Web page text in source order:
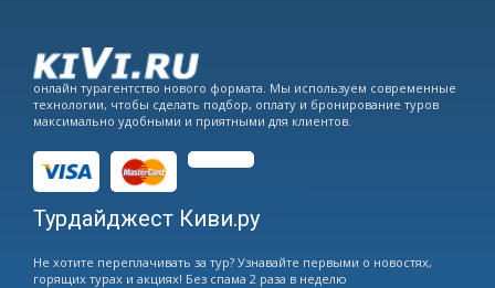
онлайн турагентство нового формата. Мы используем современные
технологии, чтобы сделать подбор, оплату и бронирование туров
максимально удобными и приятными для клиентов.
Турдайджест Киви.ру
Не хотите переплачивать за тур? Узнавайте первыми о новостях,
горящих турах и акциях! Без спама 2 раза в неделю